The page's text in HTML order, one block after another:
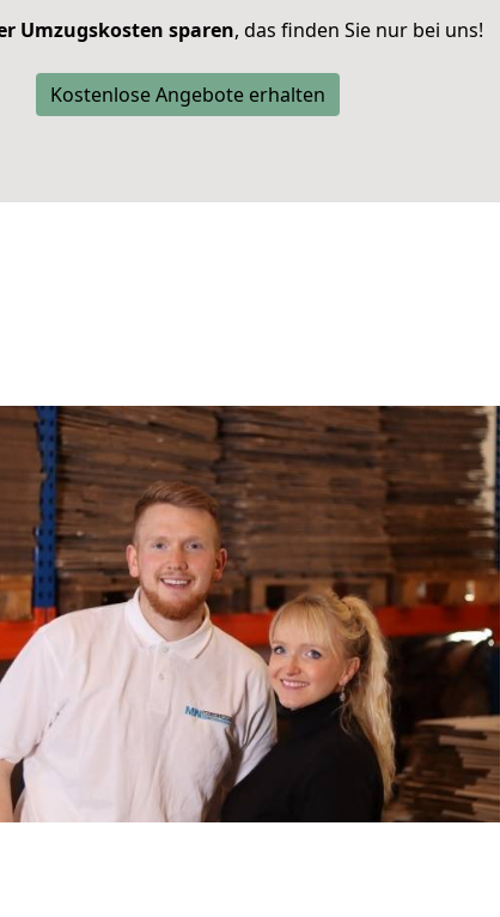
Umzugskosten sparen, das finden Sie nur bei uns!
Kostenlose Angebote erhalten